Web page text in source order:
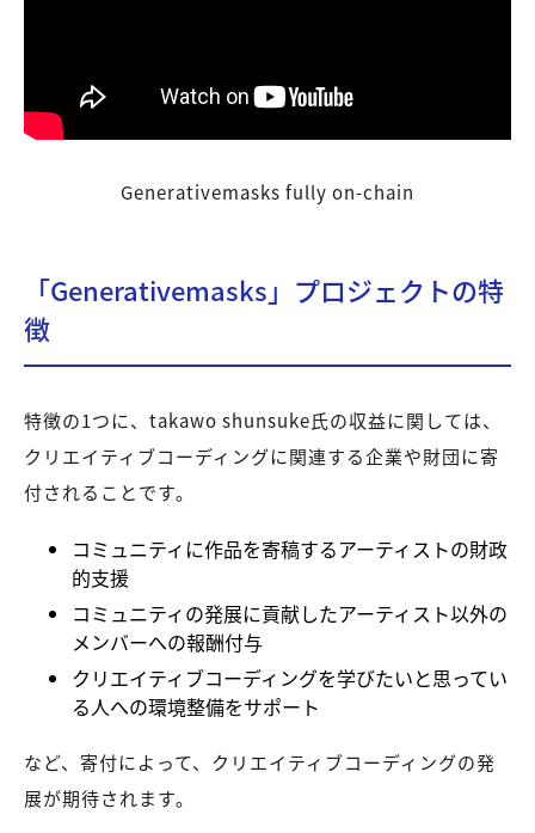
Generativemasks fully on-chain
「Generativemasks」プロジェクトの特
徴
特徴の1つに、takawo shunsuke氏の収益に関しては、
クリエイティブコーディングに関連する企業や財団に寄
付されることです。
コミュニティに作品を寄稿するアーティストの財政
的支援
コミュニティの発展に貢献したアーティスト以外の
メンバーへの報酬付与
クリエイティブコーディングを学びたいと思ってい
る人への環境整備をサポート
など、寄付によって、クリエイティブコーディングの発
展が期待されます。